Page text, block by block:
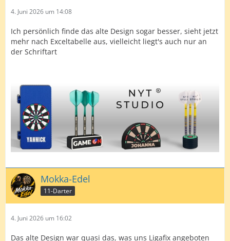
4. Juni 2026 um 14:08
Ich persönlich finde das alte Design sogar besser, sieht jetzt
mehr nach Exceltabelle aus, vielleicht liegt's auch nur an
der Schriftart
Mokka-Edel
11-Darter
4. Juni 2026 um 16:02
Das alte Design war quasi das, was uns Ligafix angeboten